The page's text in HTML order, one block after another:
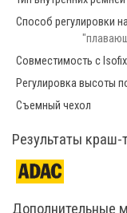
Способ регулировки
Совместимость с Isofix
Регулировка высоты
Съемный чехол
Результаты краш-
Дополнительные